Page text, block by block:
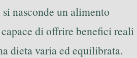
nasconde un alimento
di offrire benefici reali
dieta varia ed equilibrata.